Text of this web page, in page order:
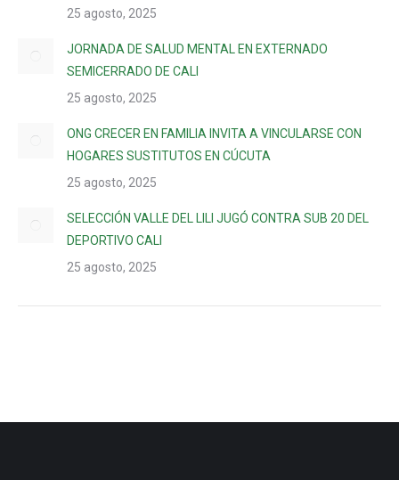
25 agosto, 2025
JORNADA DE SALUD MENTAL EN EXTERNADO
SEMICERRADO DE CALI
25 agosto, 2025
ONG CRECER EN FAMILIA INVITA A VINCULARSE CON
HOGARES SUSTITUTOS EN CÚCUTA
25 agosto, 2025
SELECCIÓN VALLE DEL LILI JUGÓ CONTRA SUB 20 DEL
DEPORTIVO CALI
25 agosto, 2025